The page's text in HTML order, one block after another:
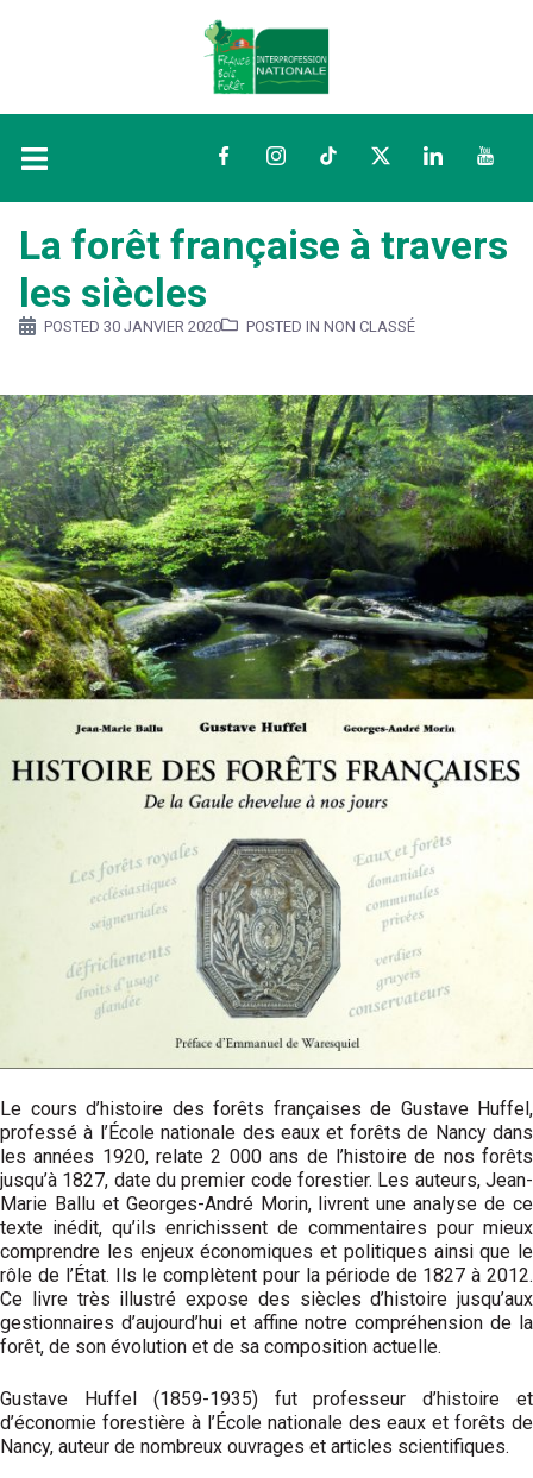
FacebookInstagramTikTokTwitterLinkedIn
La forêt française à travers
les siècles
POSTED 30 JANVIER 2020 POSTED IN NON CLASSÉ
Le cours d’histoire des forêts françaises de Gustave Huffel,
professé à l’École nationale des eaux et forêts de Nancy dans
les années 1920, relate 2 000 ans de l’histoire de nos forêts
jusqu’à 1827, date du premier code forestier. Les auteurs, Jean-
Marie Ballu et Georges-André Morin, livrent une analyse de ce
texte inédit, qu’ils enrichissent de commentaires pour mieux
comprendre les enjeux économiques et politiques ainsi que le
rôle de l’État. Ils le complètent pour la période de 1827 à 2012.
Ce livre très illustré expose des siècles d’histoire jusqu’aux
gestionnaires d’aujourd’hui et affine notre compréhension de la
forêt, de son évolution et de sa composition actuelle.
Gustave Huffel (1859-1935) fut professeur d’histoire et
d’économie forestière à l’École nationale des eaux et forêts de
Nancy, auteur de nombreux ouvrages et articles scientifiques.